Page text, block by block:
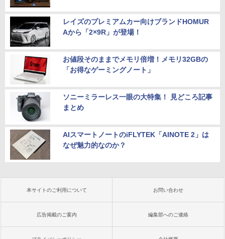
レイズのプレミアムカー向けブランドHOMUR
Aから「2×9R」が登場！
お値段そのままでメモリ倍増！メモリ32GBの
「お得なゲーミングノート」
ソニーミラーレス一眼の大特集！ 見どころ記事
まとめ
AIスマートノートのiFLYTEK「AINOTE 2」は
なぜ魅力的なのか？
本サイトのご利用について お問い合わせ
広告掲載のご案内 編集部へのご連絡